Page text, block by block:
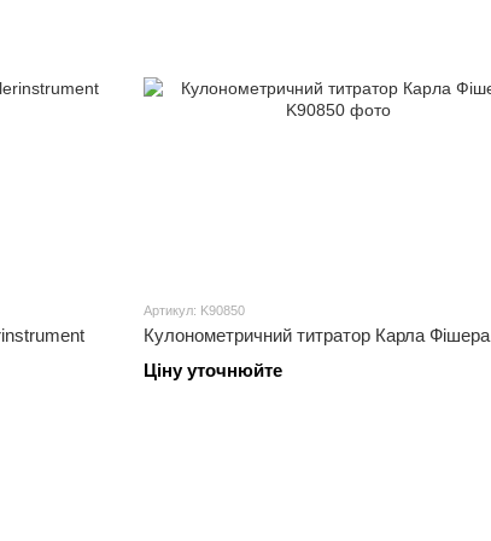
Артикул: K90850
Кулонометричний титратор Карла Фішера
Ціну уточнюйте